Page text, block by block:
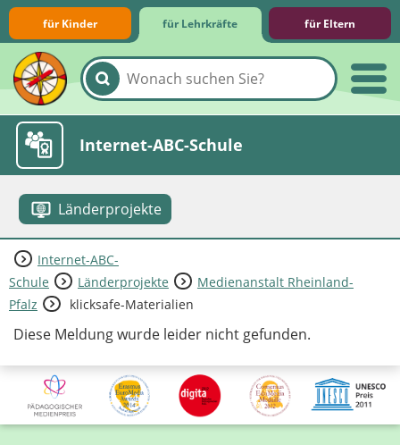
für Kinder für Lehrkräfte für Eltern
Lernmodule
Unterrichts­materialien
Internet-ABC-Schule
Länderprojekte
Praxishilfen
Aktuelles
Internet-ABC-
Schule
Länderprojekte
Medienanstalt Rheinland-
Pfalz
klicksafe-Materialien
Diese Meldung wurde leider nicht gefunden.